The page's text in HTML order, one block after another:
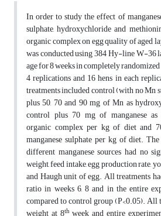
In order to study the effect of
sulphate, hydroxychloride and
organic complex on egg quality of aged
was conducted using 384 Hy-line W-36
age for 8 weeks in completely
4 replications and 16 hens in each
treatments included control (with no Mn
plus 50, 70 and 90 mg of Mn as
control plus 70 mg of manganese as
organic complex per kg of diet and
manganese sulphate per kg of diet.
different manganese sources had no
weight, feed intake, egg production rate,
and Haugh unit of egg. All treatments
ratio in weeks 6, 8 and in the entire
compared to control group (P<0.05). All
th